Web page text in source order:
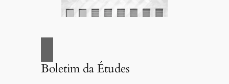
Boletim da Études